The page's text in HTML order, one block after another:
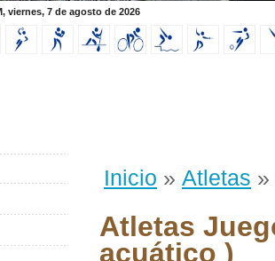
viernes, 7 de agosto de 2026
Inicio » Atletas »
Atletas
acuático )